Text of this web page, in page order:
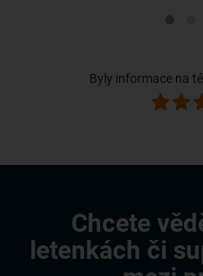
Byly informace na
Chcete
letenkách či